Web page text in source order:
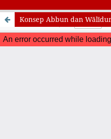
Konsep Abbun dan